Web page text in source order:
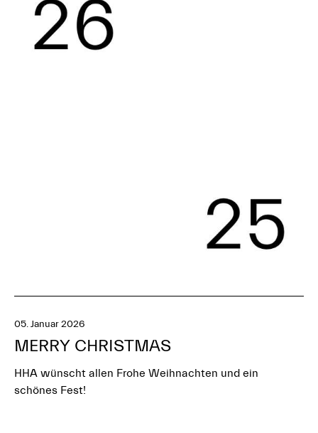
05. Januar 2026
MERRY CHRISTMAS
HHA wünscht allen Frohe Weihnachten und ein
schönes Fest!